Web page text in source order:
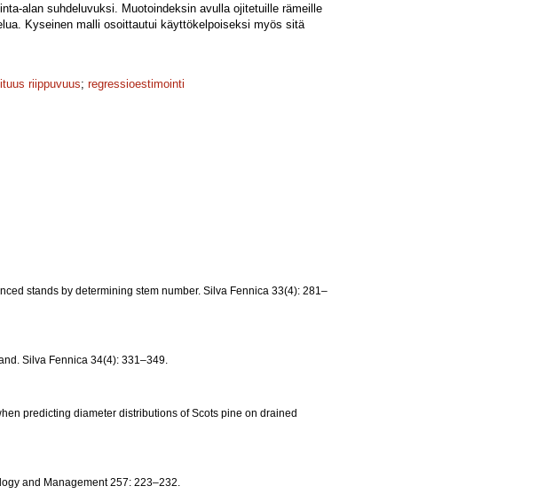
alan suhdeluvuksi. Muotoindeksin avulla ojitetuille rämeille
Kyseinen malli osoittautui käyttökelpoiseksi myös sitä
riippuvuus; regressioestimointi
stands by determining stem number. Silva Fennica 33(4): 281–
Silva Fennica 34(4): 331–349.
predicting diameter distributions of Scots pine on drained
and Management 257: 223–232.